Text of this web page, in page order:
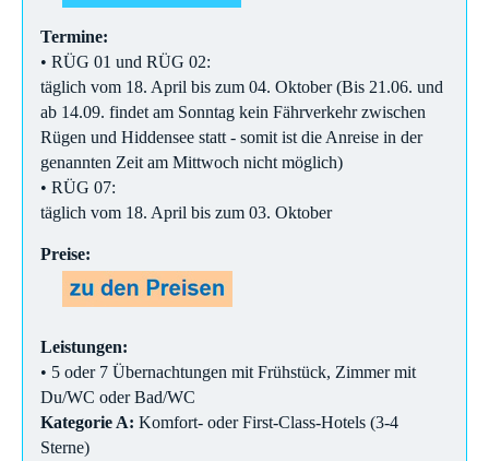
Termine:
• RÜG 01 und RÜG 02:
täglich vom 18. April bis zum 04. Oktober (Bis 21.06. und
ab 14.09. findet am Sonntag kein Fährverkehr zwischen
Rügen und Hiddensee statt - somit ist die Anreise in der
genannten Zeit am Mittwoch nicht möglich)
• RÜG 07:
täglich vom 18. April bis zum 03. Oktober
Preise:
Leistungen:
• 5 oder 7 Übernachtungen mit Frühstück, Zimmer mit
Du/WC oder Bad/WC
Kategorie A: Komfort- oder First-Class-Hotels (3-4
Sterne)